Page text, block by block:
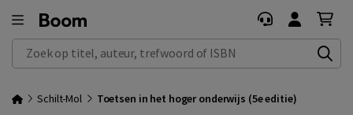
Zoek op titel, auteur, trefwoord of ISBN
Schilt-Mol Toetsen in het hoger onderwijs (5e editie)